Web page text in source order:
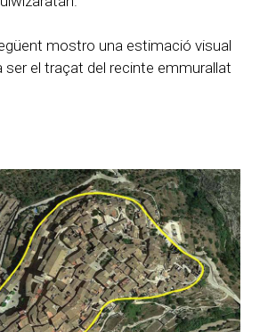
mostro una estimació visual
ser el traçat del recinte emmurallat